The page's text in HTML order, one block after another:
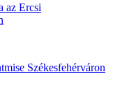
az Ercsi
Székesfehérváron